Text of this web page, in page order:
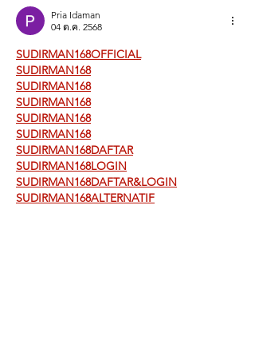
Pria Idaman
04 ต.ค. 2568
SUDIRMAN168OFFICIAL
SUDIRMAN168
SUDIRMAN168
SUDIRMAN168
SUDIRMAN168
SUDIRMAN168
SUDIRMAN168DAFTAR
SUDIRMAN168LOGIN
SUDIRMAN168DAFTAR&LOGIN
SUDIRMAN168ALTERNATIF